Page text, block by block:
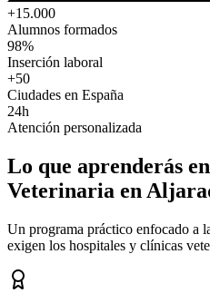
+15.000
Alumnos formados
98%
Inserción laboral
+50
Ciudades en España
24h
Atención personalizada
Lo que aprenderás
Veterinaria en
Un programa práctico enfocado a
exigen los hospitales y clínicas